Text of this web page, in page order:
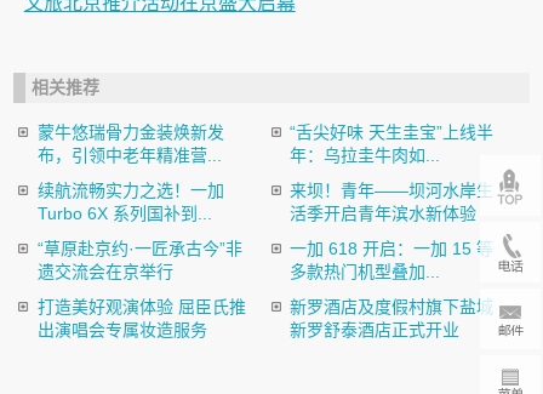
相关推荐
蒙牛悠瑞骨力金装焕新发
布，引领中老年精准营...
“舌尖好味 天生圭宝”上线半
年：乌拉圭牛肉如...
续航流畅实力之选！一加
Turbo 6X 系列国补到...
来坝！青年——坝河水岸生
活季开启青年滨水新体验
“草原赴京约·一匠承古今”非
遗交流会在京举行
一加 618 开启：一加 15 等
多款热门机型叠加...
打造美好观演体验 屈臣氏推
出演唱会专属妆造服务
新罗酒店及度假村旗下盐城
新罗舒泰酒店正式开业